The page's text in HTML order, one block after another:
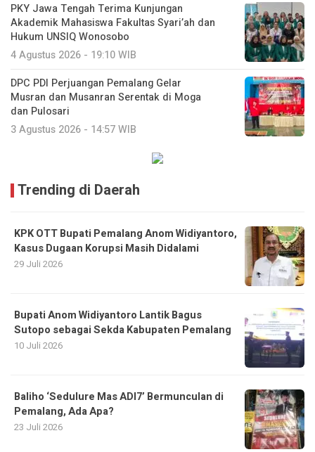
PKY Jawa Tengah Terima Kunjungan
Akademik Mahasiswa Fakultas Syari’ah dan
Hukum UNSIQ Wonosobo
4 Agustus 2026 - 19:10 WIB
DPC PDI Perjuangan Pemalang Gelar
Musran dan Musanran Serentak di Moga
dan Pulosari
3 Agustus 2026 - 14:57 WIB
Trending di Daerah
KPK OTT Bupati Pemalang Anom Widiyantoro,
Kasus Dugaan Korupsi Masih Didalami
29 Juli 2026
Bupati Anom Widiyantoro Lantik Bagus
Sutopo sebagai Sekda Kabupaten Pemalang
10 Juli 2026
Baliho ‘Sedulure Mas ADI7’ Bermunculan di
Pemalang, Ada Apa?
23 Juli 2026